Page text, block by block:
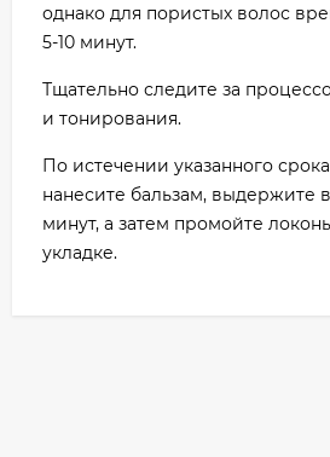
однако для пористых волос
5-10 минут.
Тщательно следите за
и тонирования.
По истечении указанного
нанесите бальзам, выдержите
минут, а затем промойте
укладке.